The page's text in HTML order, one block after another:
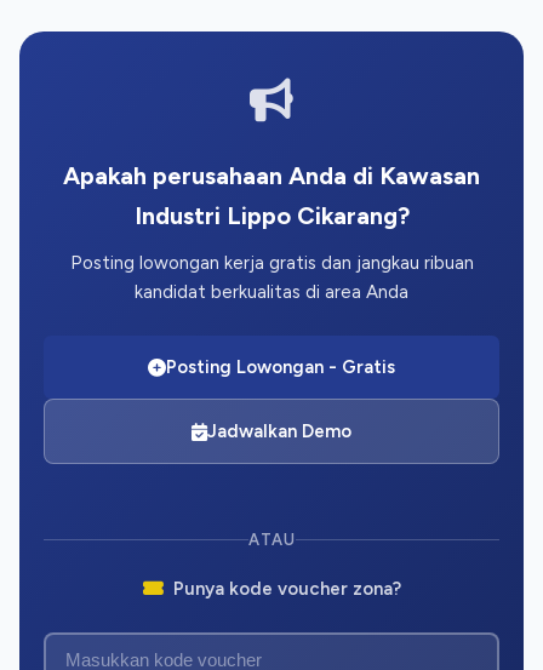
Apakah perusahaan Anda di Kawasan
Industri Lippo Cikarang?
Posting lowongan kerja gratis dan jangkau ribuan
kandidat berkualitas di area Anda
Posting Lowongan - Gratis
Jadwalkan Demo
ATAU
Punya kode voucher zona?